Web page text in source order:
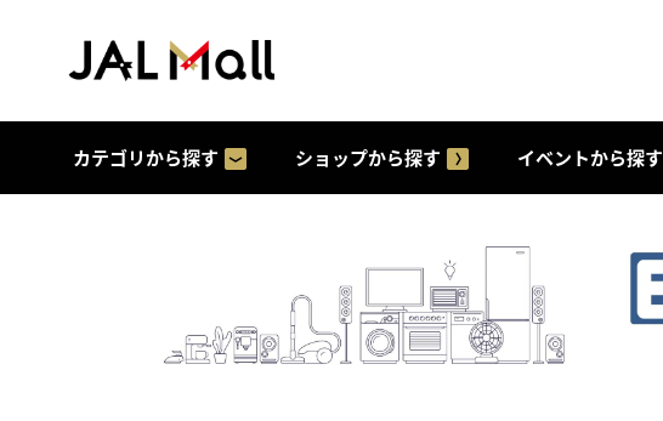
カテゴリから探す ショップから探す イベントから探す